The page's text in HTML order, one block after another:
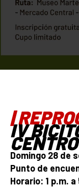
|
IV
Domingo 28 de
Punto de
Horario: 1 p.m. a